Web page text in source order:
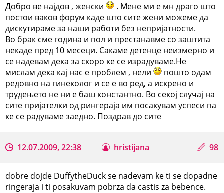
Добро ве најдов , женски
. Мене ми е мн драго што
постои ваков форум каде што сите жени можеме да
дискутираме за наши работи без непријатности.
Во брак сме година и пол и престанавме со заштита
некаде пред 10 месеци. Сакаме детенце неизмерно и
се надевам дека за скоро ке се израдуваме.Не
мислам дека кај нас е проблем , нели
пошто одам
редовно на гинеколог и се е во ред, а искрено и
трудењето не ни е баш константно. Во секој случај на
сите пријателки од рингераја им посакувам успеси па
ке се радуваме заедно. Поздрав до сите
12.07.2009, 22:38 hristijana 98
dobre dojde DuffytheDuck se nadevam ke ti se dopadne
ringeraja i ti posakuvam pobrza da castis za bebence.